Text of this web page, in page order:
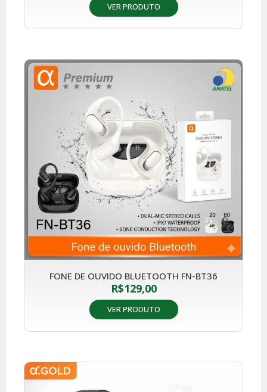
VER PRODUTO
FONE DE OUVIDO BLUETOOTH FN-BT36
R$129,00
VER PRODUTO